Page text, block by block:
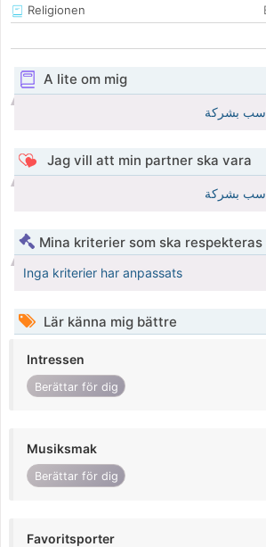
Religionen
A lite om mig
بشركة
Jag vill att min partner ska vara
بشركة
Mina kriterier som ska respekteras
Inga kriterier har anpassats
Lär känna mig bättre
Intressen
Berättar för dig
Musiksmak
Berättar för dig
Favoritsporter